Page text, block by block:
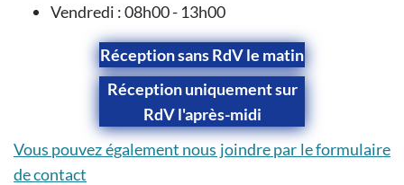
Vendredi : 08h00 - 13h00
Réception sans RdV le matin
Réception uniquement sur
RdV l'après-midi
Vous pouvez également nous joindre par le formulaire
de contact